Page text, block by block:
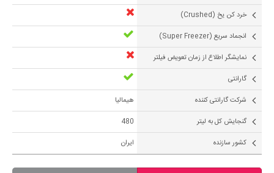
خرد کن یخ (Crushed)
انجماد سریع (Super Freezer)
نمایشگر اطلاع از زمان تعویض فیلتر
گارانتی
شرکت گارانتی کننده
هیمالیا
گنجایش کل به لیتر
480
کشور سازنده
ایران